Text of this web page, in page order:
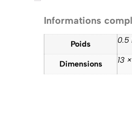
Informations
Poids 0.5
Dimensions 13